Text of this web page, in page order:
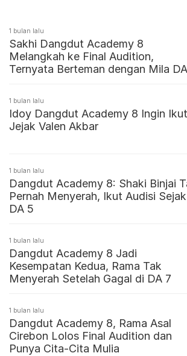
1 bulan lalu
Sakhi Dangdut Academy 8
Melangkah ke Final Audition,
Ternyata Berteman dengan Mila
1 bulan lalu
Idoy Dangdut Academy 8 Ingin
Jejak Valen Akbar
1 bulan lalu
Dangdut Academy 8: Shaki Binjai
Pernah Menyerah, Ikut Audisi Sejak
DA 5
1 bulan lalu
Dangdut Academy 8 Jadi
Kesempatan Kedua, Rama Tak
Menyerah Setelah Gagal di DA 7
1 bulan lalu
Dangdut Academy 8, Rama Asal
Cirebon Lolos Final Audition dan
Punya Cita-Cita Mulia